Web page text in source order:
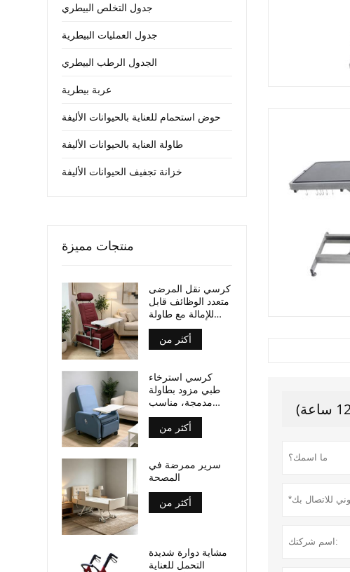
جدول التخلص البيطري
جدول العمليات البيطرية
الجدول الرطب البيطري
عربة بيطرية
حوض استحمام للعناية بالحيوانات الأليفة
طاولة العناية بالحيوانات الأليفة
خزانة تجفيف الحيوانات الأليفة
منتجات مميزة
كرسي نقل المرضى
متعدد الوظائف قابل
للإمالة مع طاولة
أمامية وعجلات،
حاصل على شهادة
CE وISO
أكثر من
كرسي استرخاء
طبي مزود بطاولة
مدمجة، مناسب
للاستخدام في
عيادات التمريض
ووحدات الحقن
متحرك للمرضى في
مراكز التمريض
أكثر من
سرير ممرضة في
المصحة
أكثر من
مشاية دوارة شديدة
التحمل للعناية